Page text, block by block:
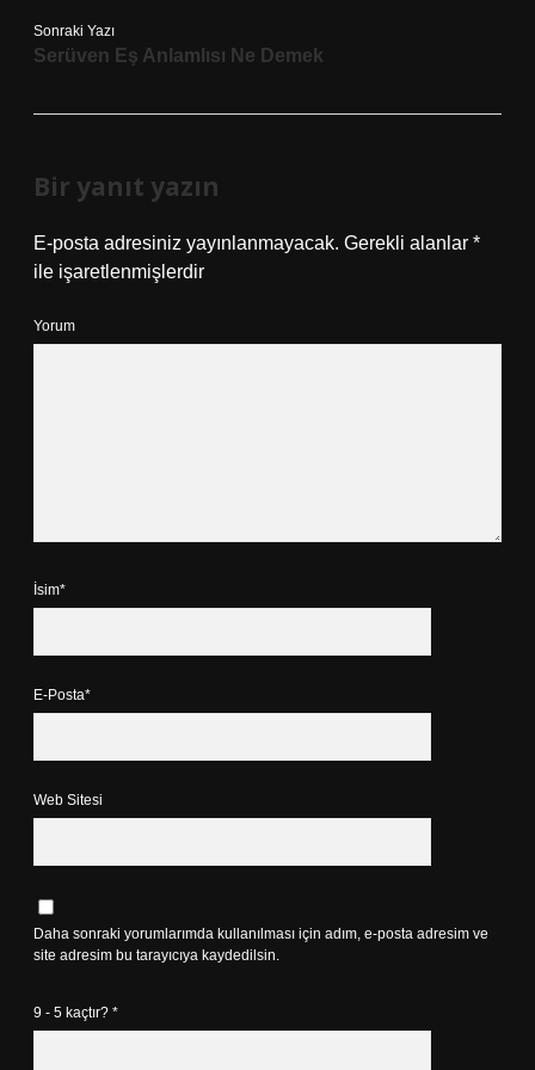
Sonraki Yazı
Serüven Eş Anlamlısı Ne Demek
Bir yanıt yazın
E-posta adresiniz yayınlanmayacak. Gerekli alanlar *
ile işaretlenmişlerdir
Yorum
İsim*
E-Posta*
Web Sitesi
Daha sonraki yorumlarımda kullanılması için adım, e-posta adresim ve
site adresim bu tarayıcıya kaydedilsin.
9 - 5 kaçtır? *